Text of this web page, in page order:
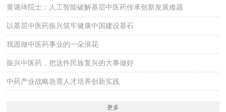
黄璐琦院士：人工智能破解基层中医药传承创新发展难题
以基层中医药振兴筑牢健康中国建设基石
我愿做中医药事业的一朵浪花
振兴中医药，把这件民族复兴的大事做好
中药产业战略急需人才培养创新实践
更多